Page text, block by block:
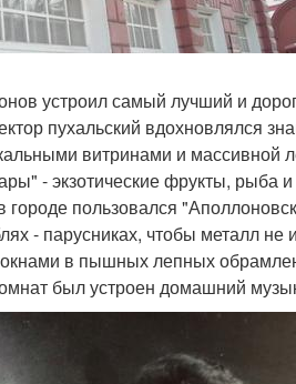
устроил самый лучший и
пухальский вдохновлялся
витринами и массивной
- экзотические фрукты, рыба
пользовался
- парусниках, чтобы металл не
в пышных лепных
был устроен домашний